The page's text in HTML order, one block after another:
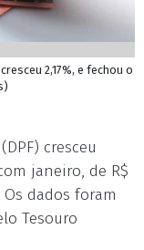
2,17%, e fechou o
cresceu
janeiro, de R$
dados foram
Tesouro